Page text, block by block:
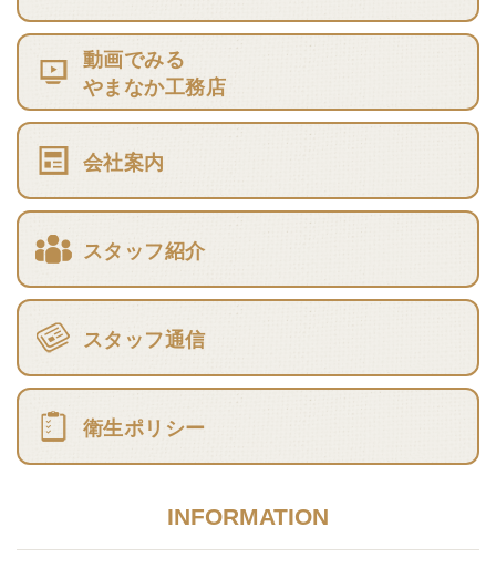
動画でみる
やまなか工務店
会社案内
スタッフ紹介
スタッフ通信
衛生ポリシー
INFORMATION